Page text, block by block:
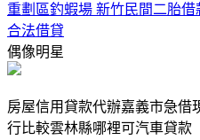
重劃區釣蝦場 新竹民間二胎
合法借貸
偶像明星
房屋信用貸款代辦嘉義市急借
行比較雲林縣哪裡可汽車貸款